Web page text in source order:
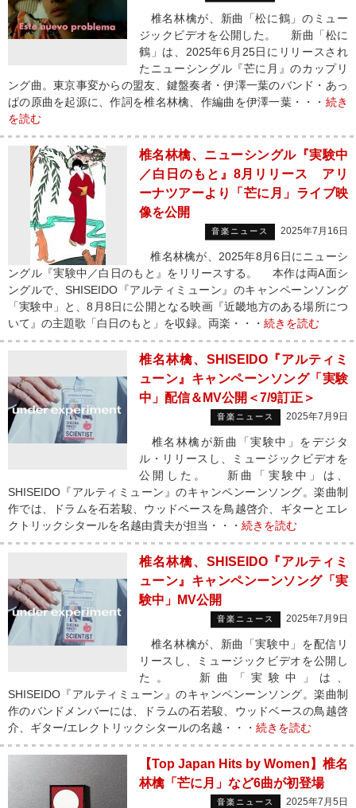
椎名林檎が、新曲「松に鶴」のミュー
ジックビデオを公開した。 新曲「松に
鶴」は、2025年6月25日にリリースされ
たニューシングル『芒に月』のカップリ
ング曲。東京事変からの盟友、鍵盤奏者・伊澤一葉のバンド・あっ
ぱの原曲を起源に、作詞を椎名林檎、作編曲を伊澤一葉・・・ 続き
を読む
椎名林檎、ニューシングル『実験中
／白日のもと』8月リリース アリ
ーナツアーより「芒に月」ライブ映
像を公開
音楽ニュース 2025年7月16日
椎名林檎が、2025年8月6日にニューシ
ングル『実験中／白日のもと』をリリースする。 本作は両A面シ
ングルで、SHISEIDO『アルティミューン』のキャンペーンソング
「実験中」と、8月8日に公開となる映画『近畿地方のある場所につ
いて』の主題歌「白日のもと」を収録。両楽・・・ 続きを読む
椎名林檎、SHISEIDO『アルティミ
ューン』キャンペーンソング「実験
中」配信＆MV公開＜7/9訂正＞
音楽ニュース 2025年7月9日
椎名林檎が新曲「実験中」をデジタ
ル・リリースし、ミュージックビデオを
公開した。 新曲「実験中」は、
SHISEIDO『アルティミューン』のキャンペンーンソング。楽曲制
作では、ドラムを石若駿、ウッドベースを鳥越啓介、ギターとエレ
クトリックシタールを名越由貴夫が担当・・・ 続きを読む
椎名林檎、SHISEIDO『アルティミ
ューン』キャンペンーンソング「実
験中」MV公開
音楽ニュース 2025年7月9日
椎名林檎が、新曲「実験中」を配信リ
リースし、ミュージックビデオを公開し
た。 新曲「実験中」は、
SHISEIDO『アルティミューン』のキャンペンーンソング。楽曲制
作のバンドメンバーには、ドラムの石若駿、ウッドベースの鳥越啓
介、ギター/エレクトリックシタールの名越・・・ 続きを読む
【Top Japan Hits by Women】椎名
林檎「芒に月」など6曲が初登場
音楽ニュース 2025年7月5日